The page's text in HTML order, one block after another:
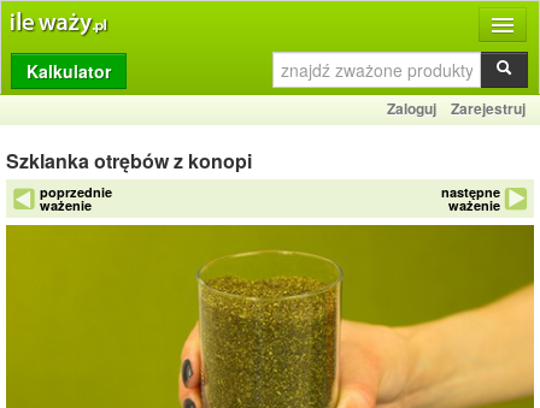
Produkty
Dziennik
Przelicznik
Porównywarka
Kalkulator
Zaloguj Zarejestruj
Szklanka otrębów z konopi
poprzednie
ważenie
następne
ważenie